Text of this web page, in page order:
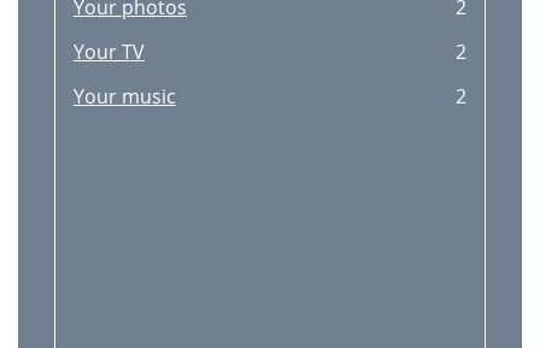
Your photos
2
Your TV
2
Your music
2